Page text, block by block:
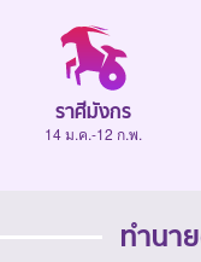
ราศีมังกร
14 ม.ค.-12 ก.พ.
ทำนา